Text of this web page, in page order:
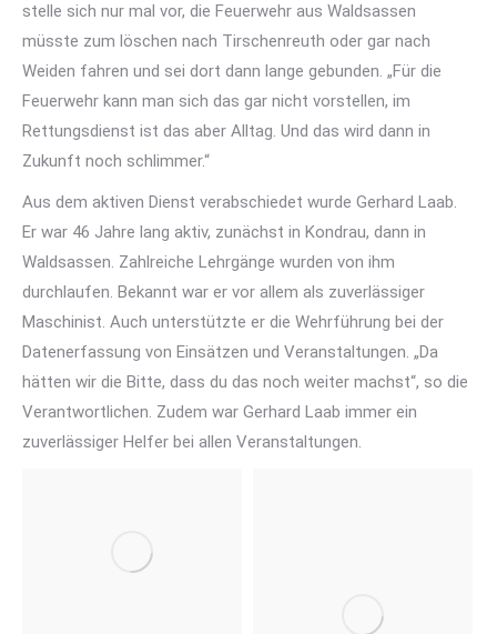
stelle sich nur mal vor, die Feuerwehr aus Waldsassen
müsste zum löschen nach Tirschenreuth oder gar nach
Weiden fahren und sei dort dann lange gebunden. „Für die
Feuerwehr kann man sich das gar nicht vorstellen, im
Rettungsdienst ist das aber Alltag. Und das wird dann in
Zukunft noch schlimmer.“
Aus dem aktiven Dienst verabschiedet wurde Gerhard Laab.
Er war 46 Jahre lang aktiv, zunächst in Kondrau, dann in
Waldsassen. Zahlreiche Lehrgänge wurden von ihm
durchlaufen. Bekannt war er vor allem als zuverlässiger
Maschinist. Auch unterstützte er die Wehrführung bei der
Datenerfassung von Einsätzen und Veranstaltungen. „Da
hätten wir die Bitte, dass du das noch weiter machst“, so die
Verantwortlichen. Zudem war Gerhard Laab immer ein
zuverlässiger Helfer bei allen Veranstaltungen.